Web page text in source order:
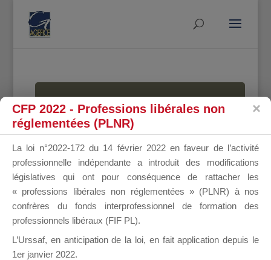
MALLETTE
DU
DIRIGEANT
CFP 2022 - Professions libérales non
réglementées (PLNR)
La loi n°2022-172 du 14 février 2022 en faveur de l’activité
professionnelle indépendante a introduit des modifications
législatives qui ont pour conséquence de rattacher les
« professions libérales non réglementées » (PLNR) à nos
confrères du fonds interprofessionnel de formation des
professionnels libéraux (FIF PL).
L’Urssaf, en anticipation de la loi, en fait application depuis le
1er janvier 2022.